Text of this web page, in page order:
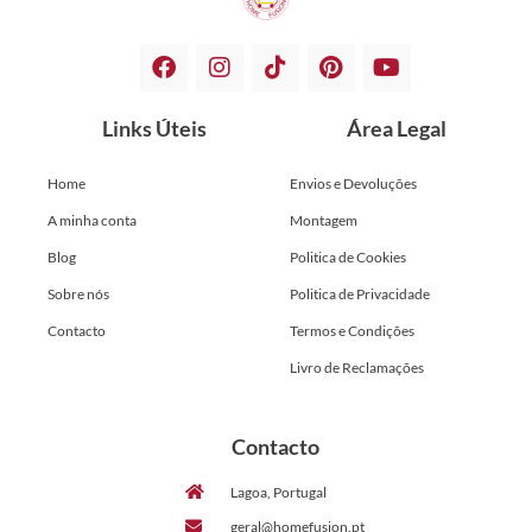
Links Úteis
Home
A minha conta
Blog
Sobre nós
Contacto
Área Legal
Envios e Devoluções
Montagem
Politica de Cookies
Politica de Privacidade
Termos e Condições
Livro de Reclamações
Contacto
Lagoa, Portugal
geral@homefusion.pt